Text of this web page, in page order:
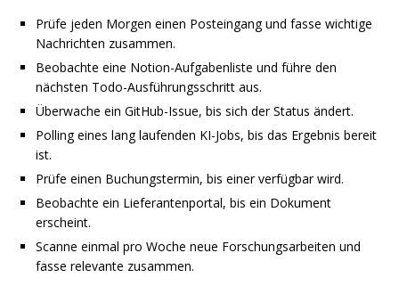
Prüfe jeden Morgen einen Posteingang und fasse wichtige
Nachrichten zusammen.
Beobachte eine Notion-Aufgabenliste und führe den
nächsten Todo-Ausführungsschritt aus.
Überwache ein GitHub-Issue, bis sich der Status ändert.
Polling eines lang laufenden KI-Jobs, bis das Ergebnis bereit
ist.
Prüfe einen Buchungstermin, bis einer verfügbar wird.
Beobachte ein Lieferantenportal, bis ein Dokument
erscheint.
Scanne einmal pro Woche neue Forschungsarbeiten und
fasse relevante zusammen.